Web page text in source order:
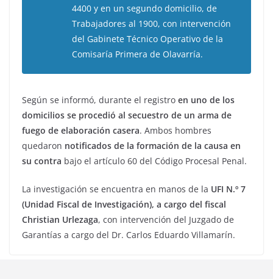
4400 y en un segundo domicilio, de
Trabajadores al 1900, con intervención
del Gabinete Técnico Operativo de la
Comisaría Primera de Olavarría.
Según se informó, durante el registro en uno de los
domicilios se procedió al secuestro de un arma de
fuego de elaboración casera. Ambos hombres
quedaron notificados de la formación de la causa en
su contra bajo el artículo 60 del Código Procesal Penal.
La investigación se encuentra en manos de la UFI N.º 7
(Unidad Fiscal de Investigación), a cargo del fiscal
Christian Urlezaga, con intervención del Juzgado de
Garantías a cargo del Dr. Carlos Eduardo Villamarín.